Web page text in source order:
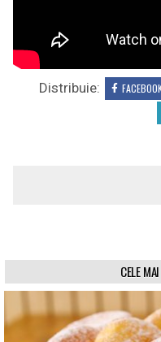
Distribuie:
CELE